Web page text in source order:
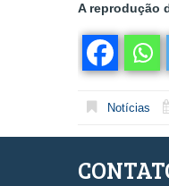
A reprodução
Notícias